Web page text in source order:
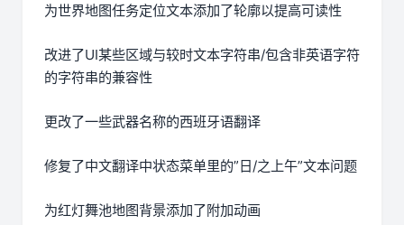
为世界地图任务定位文本添加了轮廓以提高可读性
改进了UI某些区域与较时文本字符串/包含非英语字符
的字符串的兼容性
更改了一些武器名称的西班牙语翻译
修复了中文翻译中状态菜单里的”日/之上午”文本问题
为红灯舞池地图背景添加了附加动画